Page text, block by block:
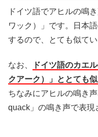
ドイツ語でアヒルの鳴
ワック）」です。日本
するので、とても似てい
なお、
ドイツ語のカエ
クアーク）」ととても
ちなみにアヒルの鳴き
quack」の鳴き声で表現